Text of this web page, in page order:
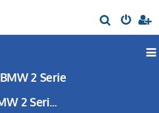
o
BMW 2 Serie
BMW 2 Serie (F22) DIY: Do It Yourself